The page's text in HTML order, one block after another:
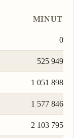
MINUT
0
525 949
1 051 898
1 577 846
2 103 795